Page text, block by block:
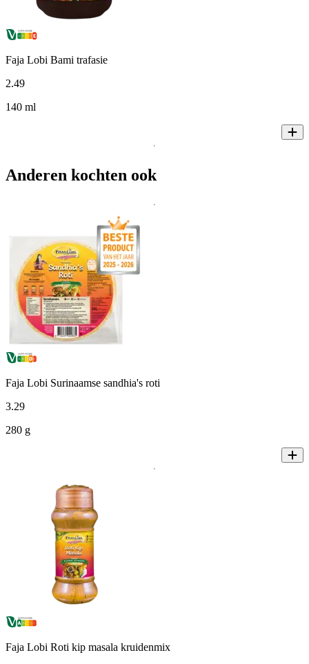
Faja Lobi Bami trafasie
2.49
140 ml
Anderen kochten ook
Faja Lobi Surinaamse sandhia's roti
3.29
280 g
Faja Lobi Roti kip masala kruidenmix